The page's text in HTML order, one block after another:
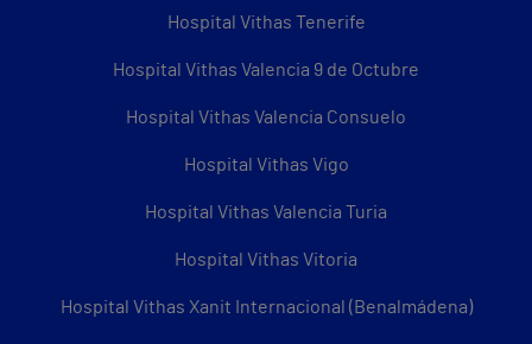
Hospital Vithas Tenerife
Hospital Vithas Valencia 9 de Octubre
Hospital Vithas Valencia Consuelo
Hospital Vithas Vigo
Hospital Vithas Valencia Turia
Hospital Vithas Vitoria
Hospital Vithas Xanit Internacional (Benalmádena)